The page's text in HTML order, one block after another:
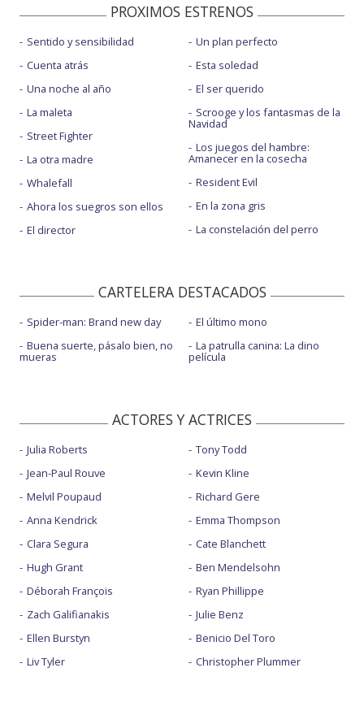
PROXIMOS ESTRENOS
Sentido y sensibilidad
Cuenta atrás
Una noche al año
La maleta
Street Fighter
La otra madre
Whalefall
Ahora los suegros son ellos
El director
Un plan perfecto
Esta soledad
El ser querido
Scrooge y los fantasmas de la
Navidad
Los juegos del hambre:
Amanecer en la cosecha
Resident Evil
En la zona gris
La constelación del perro
CARTELERA DESTACADOS
Spider-man: Brand new day
Buena suerte, pásalo bien, no
mueras
El último mono
La patrulla canina: La dino
película
ACTORES Y ACTRICES
Julia Roberts
Jean-Paul Rouve
Melvil Poupaud
Anna Kendrick
Clara Segura
Hugh Grant
Déborah François
Zach Galifianakis
Ellen Burstyn
Liv Tyler
Tony Todd
Kevin Kline
Richard Gere
Emma Thompson
Cate Blanchett
Ben Mendelsohn
Ryan Phillippe
Julie Benz
Benicio Del Toro
Christopher Plummer